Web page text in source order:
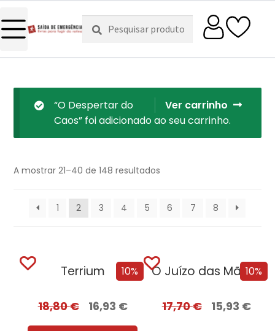
Pesquisar
por:
Pesquisa
Ver carrinho
“O Despertar do
Caos” foi adicionado ao seu carrinho.
A mostrar 21–40 de 148 resultados
1 2 3 4 5 6 7 8
10%
Terrium
18,80€ 16,93 €
10%
O Juízo das Mãos – Volume 2 | O Dragão Serpente + Oferta Fundação
17,70€ 15,93 €